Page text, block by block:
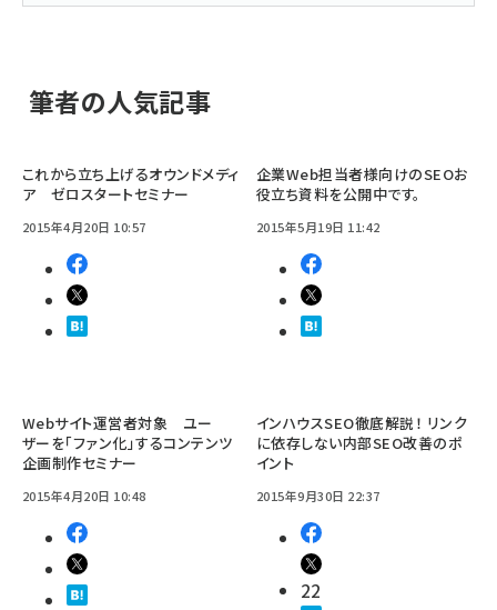
筆者の人気記事
これから立ち上げるオウンドメディ
ア ゼロスタートセミナー
2015年4月20日 10:57
企業Web担当者様向けのSEOお
役立ち資料を公開中です。
2015年5月19日 11:42
Webサイト運営者対象 ユー
ザーを「ファン化」するコンテンツ
企画制作セミナー
2015年4月20日 10:48
インハウスSEO徹底解説！ リンク
に依存しない内部SEO改善のポ
イント
2015年9月30日 22:37
22